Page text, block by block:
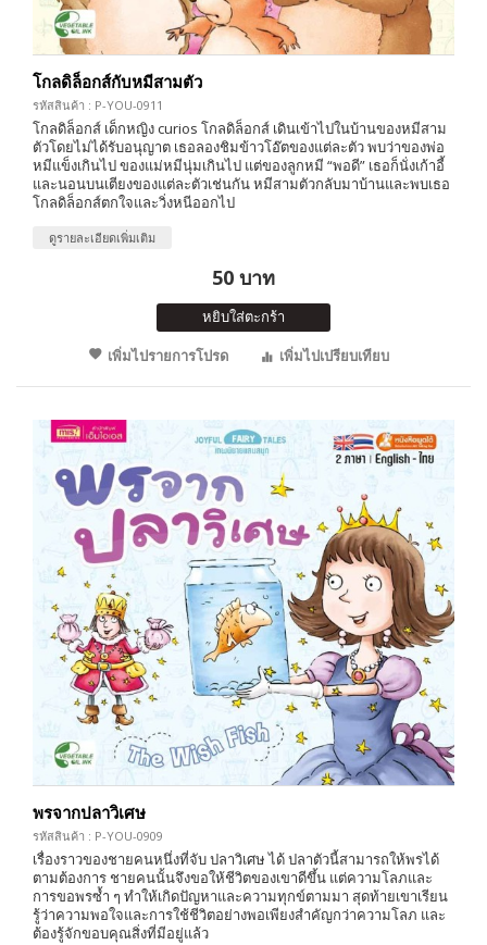
โกลดิล็อกส์กับหมีสามตัว
รหัสสินค้า : P-YOU-0911
โกลดิล็อกส์ เด็กหญิง curios โกลดิล็อกส์ เดินเข้าไปในบ้านของหมีสาม
ตัวโดยไม่ได้รับอนุญาต เธอลองชิมข้าวโอ๊ตของแต่ละตัว พบว่าของพ่อ
หมีแข็งเกินไป ของแม่หมีนุ่มเกินไป แต่ของลูกหมี “พอดี” เธอก็นั่งเก้าอี้
และนอนบนเตียงของแต่ละตัวเช่นกัน หมีสามตัวกลับมาบ้านและพบเธอ
โกลดิล็อกส์ตกใจและวิ่งหนีออกไป
ดูรายละเอียดเพิ่มเติม
50 บาท
หยิบใส่ตะกร้า
เพิ่มไปรายการโปรด
เพิ่มไปเปรียบเทียบ
พรจากปลาวิเศษ
รหัสสินค้า : P-YOU-0909
เรื่องราวของชายคนหนึ่งที่จับ ปลาวิเศษ ได้ ปลาตัวนี้สามารถให้พรได้
ตามต้องการ ชายคนนั้นจึงขอให้ชีวิตของเขาดีขึ้น แต่ความโลภและ
การขอพรซ้ำ ๆ ทำให้เกิดปัญหาและความทุกข์ตามมา สุดท้ายเขาเรียน
รู้ว่าความพอใจและการใช้ชีวิตอย่างพอเพียงสำคัญกว่าความโลภ และ
ต้องรู้จักขอบคุณสิ่งที่มีอยู่แล้ว